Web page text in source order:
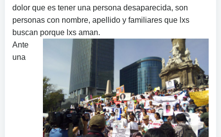
dolor que es tener una persona desaparecida, son
personas con nombre, apellido y familiares que lxs
buscan porque lxs aman.
Ante
una